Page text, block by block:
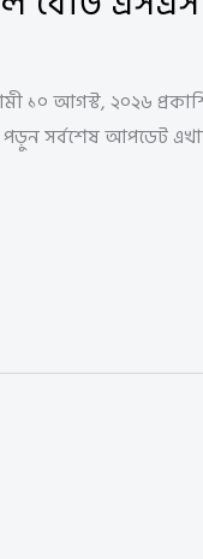
আগস্ট, ২০২৬
পড়ুন সর্বশেষ